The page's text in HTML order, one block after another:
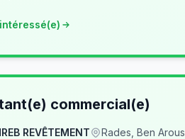
commercial(e)
REVÊTEMENT Rades, Ben